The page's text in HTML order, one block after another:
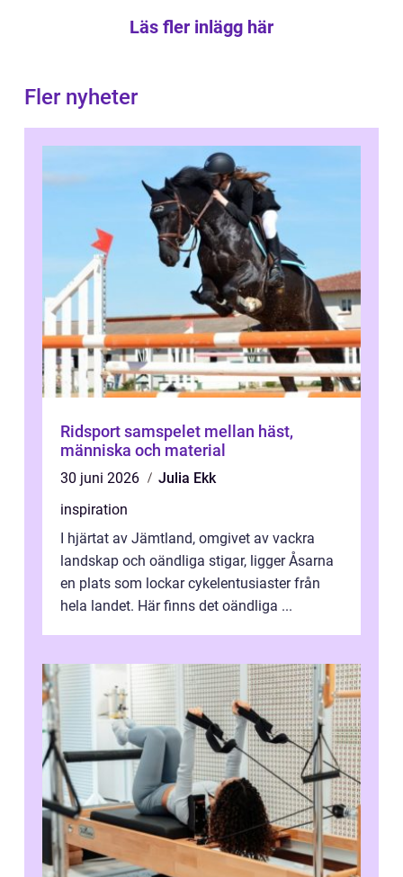
Läs fler inlägg här
Fler nyheter
Ridsport samspelet mellan häst,
människa och material
30 juni 2026
Julia Ekk
inspiration
I hjärtat av Jämtland, omgivet av vackra
landskap och oändliga stigar, ligger Åsarna
en plats som lockar cykelentusiaster från
hela landet. Här finns det oändliga ...